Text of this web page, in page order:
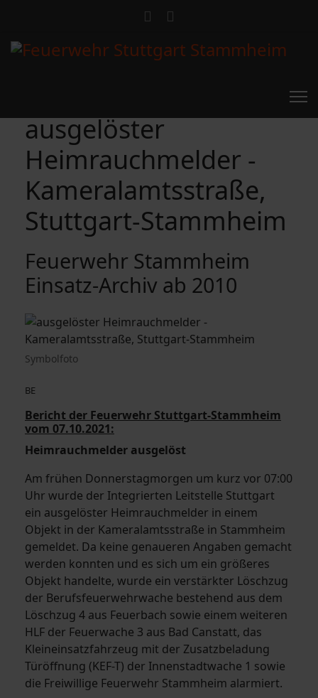
Feuerwehr Stammheim
Einsatz-Archiv ab 2010
Symbolfoto
ausgelöster
Heimrauchmelder -
Kameralamtsstraße,
Stuttgart-Stammheim
BE
Bericht der Feuerwehr Stuttgart-Stammheim
vom 07.10.2021:
Heimrauchmelder ausgelöst
Am frühen Donnerstagmorgen um kurz vor 07:00
Uhr wurde der Integrierten Leitstelle Stuttgart
ein ausgelöster Heimrauchmelder in einem
Objekt in der Kameralamtsstraße in Stammheim
gemeldet. Da keine genaueren Angaben gemacht
werden konnten und es sich um ein größeres
Objekt handelte, wurde ein verstärkter Löschzug
der Berufsfeuerwehrwache bestehend aus dem
Löschzug 4 aus Feuerbach sowie einem weiteren
HLF der Feuerwache 3 aus Bad Canstatt, das
Kleineinsatzfahrzeug mit der Zusatzbeladung
Türöffnung (KEF-T) der Innenstadtwache 1 sowie
die Freiwillige Feuerwehr Stammheim alarmiert.